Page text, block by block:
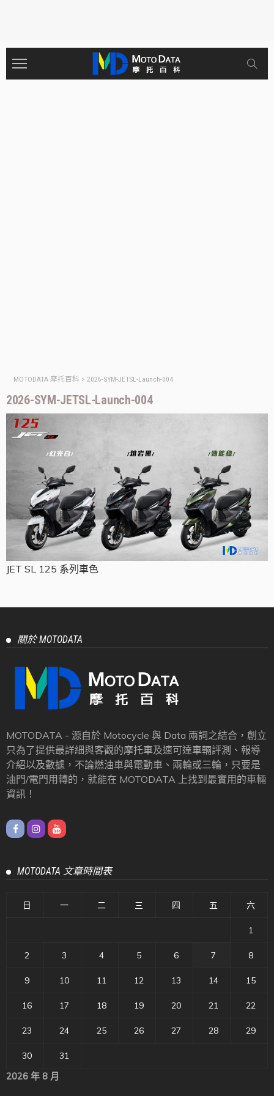
MOTODATA 摩托百科 > 2026-SYM-JETSL-Launch-004
2026-SYM-JETSL-Launch-004
JET SL 125 系列車色
關於 MOTODATA
MOTODATA - 源自於 Motocycle 與 Data 兩詞之結合，創立
只為了提供最詳細與客觀的摩托車及速可達車輛評測、報導
介紹以及數據，不論燃油車與電動車、兩輪或三輪，只要是
油門/電門用轉的，就能在 MOTODATA 上找到最實用的車輛
資訊！
MOTODATA 文章時間表
2026 年 8 月
日 一 二 三 四 五 六
1
2 3 4 5 6 7 8
9 10 11 12 13 14 15
16 17 18 19 20 21 22
23 24 25 26 27 28 29
30 31